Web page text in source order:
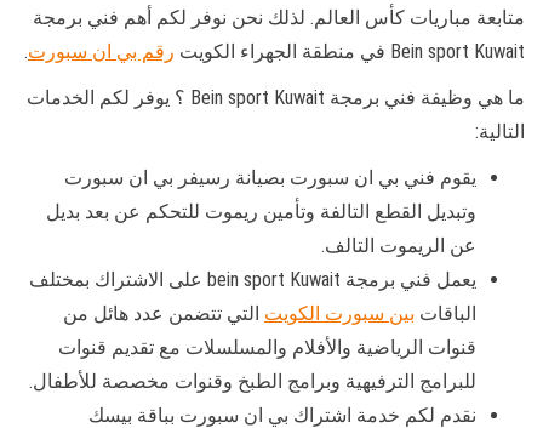
متابعة مباريات كأس العالم. لذلك نحن نوفر لكم أهم فني برمجة
Bein sport Kuwait في منطقة الجهراء الكويت
رقم بي ان سبورت.
ما هي وظيفة فني برمجة Bein sport Kuwait ؟ يوفر لكم الخدمات
التالية:
يقوم فني بي ان سبورت بصيانة رسيفر بي ان سبورت
وتبديل القطع التالفة وتأمين ريموت للتحكم عن بعد بديل
عن الريموت التالف.
يعمل فني برمجة bein sport Kuwait على الاشتراك بمختلف
الباقات بين سبورت الكويت التي تتضمن عدد هائل من
قنوات الرياضية والأفلام والمسلسلات مع تقديم قنوات
للبرامج الترفيهية وبرامج الطبخ وقنوات مخصصة للأطفال.
نقدم لكم خدمة اشتراك بي ان سبورت بباقة بيسك